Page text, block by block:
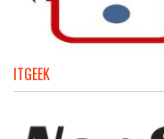
ITGEEK